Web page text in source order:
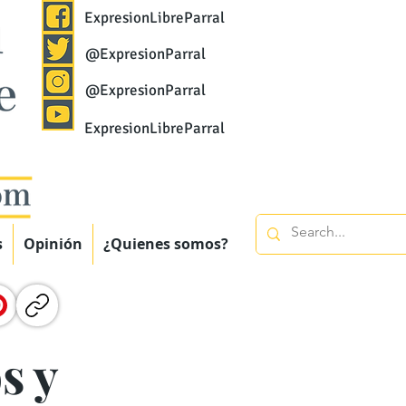
ExpresionLibreParral
@ExpresionParral
@ExpresionParral
ExpresionLibreParral
Opinión ¿Quienes somos?
y